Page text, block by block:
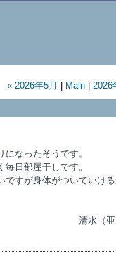
« 2026年5月 Main| 2026
なったそうです。
日部屋干しです。
ですが身体がついていけ